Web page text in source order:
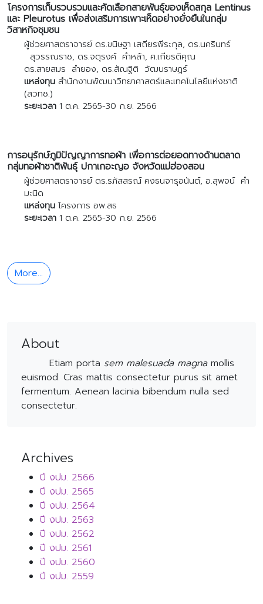
โครงการเก็บรวบรวมและคัดเลือกสายพันธุ์ของเห็ดสกุล Lentinus
และ Pleurotus เพื่อส่งเสริมการเพาะเห็ดอย่างยั่งยืนในกลุ่ม
วิสาหกิจชุมชน
ผู้ช่วยศาสตราจารย์ ดร.ขนิษฐา เสถียรพีระกุล, ดร.นครินทร์
สุวรรณราช, ดร.จตุรงค์ คำหล้า, ศ.เกียรติคุณ
ดร.สายสมร ลำยอง, ดร.สัณฐิติ วัฒนราษฎร์
แหล่งทุนสำนักงานพัฒนาวิทยาศาสตร์และเทคโนโลยีแห่งชาติ
(สวทช.)
ระยะเวลา1 ต.ค. 2565-30 ก.ย. 2566
การอนุรักษ์ภูมิปัญญาการทอผ้า เพื่อการต่อยอดทางด้านตลาด
กลุ่มทอผ้าชาติพันธุ์ ปกาเกอะญอ จังหวัดแม่ฮ่องสอน
ผู้ช่วยศาสตราจารย์ ดร.รภัสสรณ์ คงธนจารุอนันต์, อ.สุพจน์ คำ
มะนิด
แหล่งทุนโครงการ อพ.สธ
ระยะเวลา1 ต.ค. 2565-30 ก.ย. 2566
More...
About
Etiam porta sem malesuada magnamollis
euismod. Cras mattis consectetur purus sit amet
fermentum. Aenean lacinia bibendum nulla sed
consectetur.
Archives
ปี งปม. 2566
ปี งปม. 2565
ปี งปม. 2564
ปี งปม. 2563
ปี งปม. 2562
ปี งปม. 2561
ปี งปม. 2560
ปี งปม. 2559